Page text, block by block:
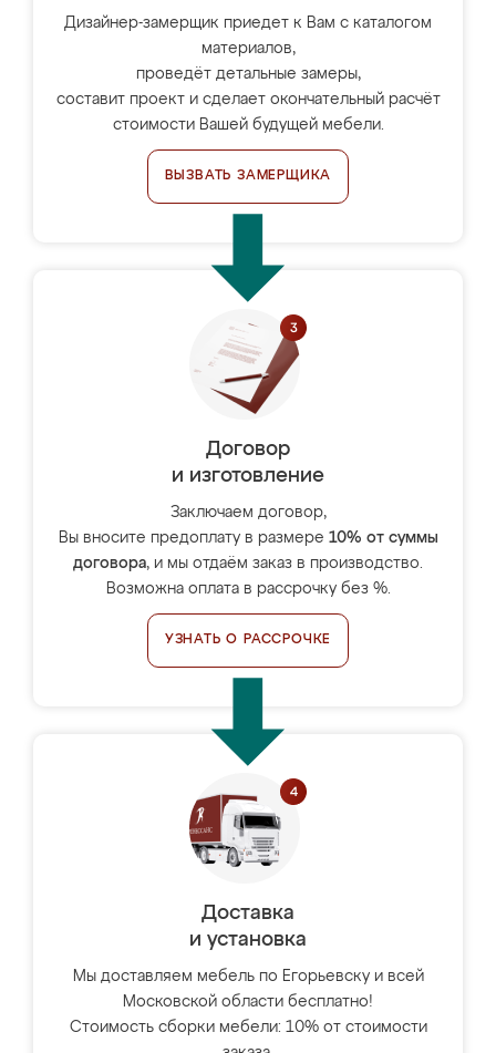
Дизайнер-замерщик приедет к Вам с каталогом
материалов,
проведёт детальные замеры,
составит проект и сделает окончательный расчёт
стоимости Вашей будущей мебели.
ВЫЗВАТЬ ЗАМЕРЩИКА
Договор
и изготовление
Заключаем договор,
Вы вносите предоплату в размере 10% от суммы
договора, и мы отдаём заказ в производство.
Возможна оплата в рассрочку без %.
УЗНАТЬ О РАССРОЧКЕ
Доставка
и установка
Мы доставляем мебель по Егорьевску и всей
Московской области бесплатно!
Стоимость сборки мебели: 10% от стоимости